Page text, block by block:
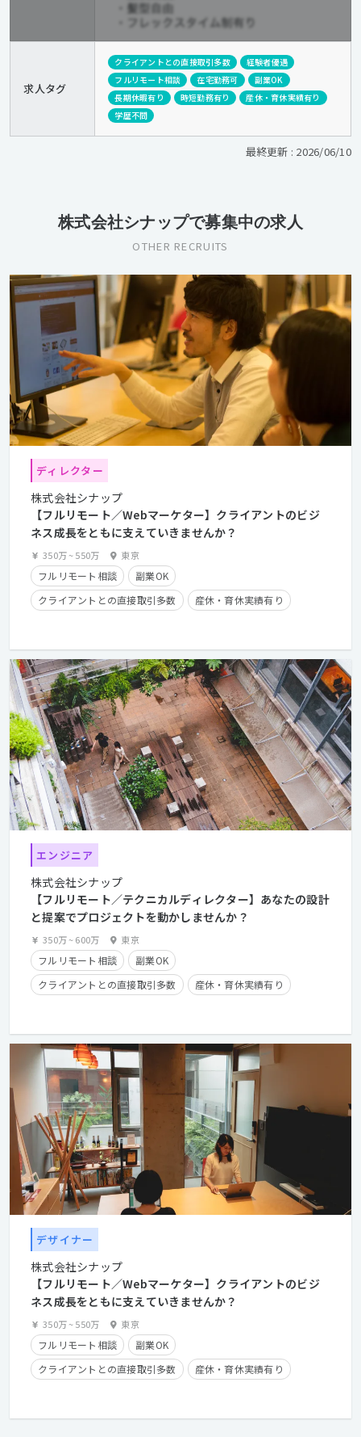
求人タグ
クライアントとの直接取引多数
経験者優遇
フルリモート相談
在宅勤務可
副業OK
長期休暇有り
時短勤務有り
産休・育休実績有り
学歴不問
最終更新 : 2026/06/10
株式会社シナップで募集中の求人
OTHER RECRUITS
ディレクター
株式会社シナップ
【フルリモート／Webマーケター】クライアントのビジ
ネス成長をともに支えていきませんか？
350万~550万 東京
フルリモート相談
副業OK
クライアントとの直接取引多数
産休・育休実績有り
長期休暇有り
エンジニア
株式会社シナップ
【フルリモート／テクニカルディレクター】あなたの設計
と提案でプロジェクトを動かしませんか？
350万~600万 東京
フルリモート相談
副業OK
クライアントとの直接取引多数
産休・育休実績有り
経験者優遇
デザイナー
株式会社シナップ
【フルリモート／Webマーケター】クライアントのビジ
ネス成長をともに支えていきませんか？
350万~550万 東京
フルリモート相談
副業OK
クライアントとの直接取引多数
産休・育休実績有り
経験者優遇